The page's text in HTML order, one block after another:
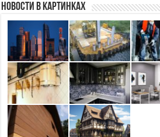
Новости в картинках